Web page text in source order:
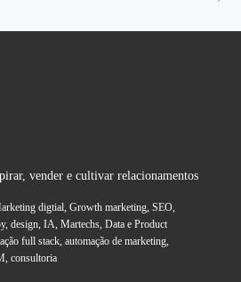
vender e cultivar relacionamentos
digtial, Growth marketing, SEO,
design, IA, Martechs, Data e Product
full stack, automação de marketing,
consultoria